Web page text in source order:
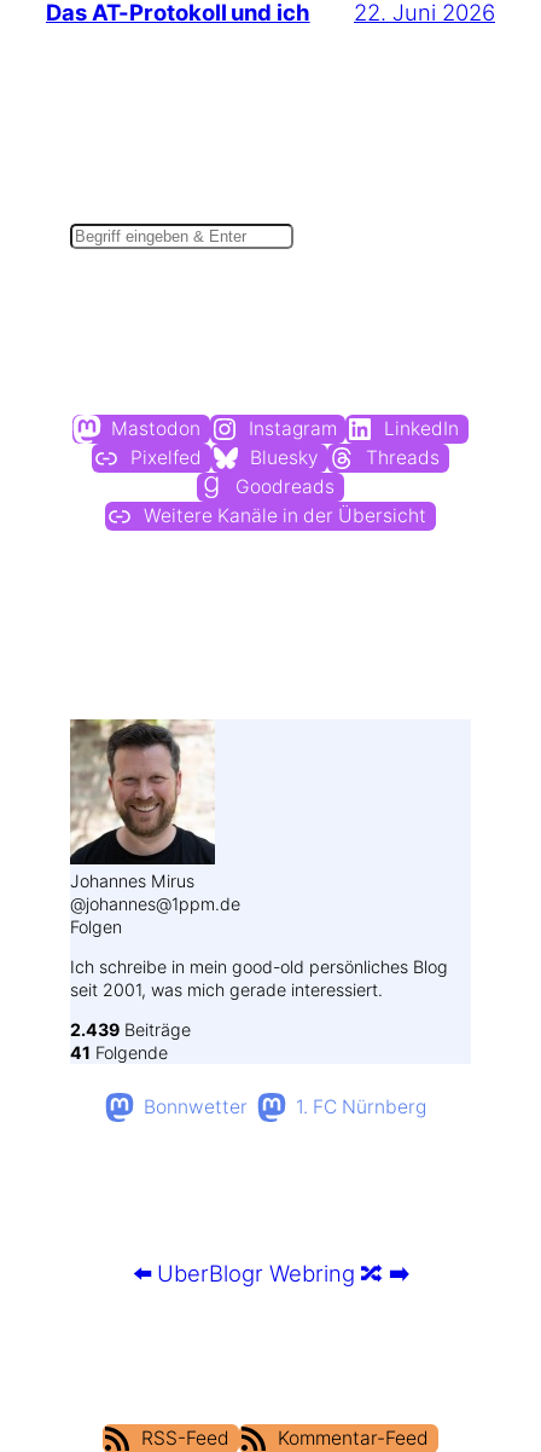
Das AT-Protokoll und ich 22. Juni 2026
Mastodon Instagram
LinkedIn
Pixelfed
Bluesky
Threads
Goodreads
Weitere Kanäle in der Übersicht
Johannes Mirus
@johannes@1ppm.de
Folgen
Ich schreibe in mein good-old persönliches Blog
seit 2001, was mich gerade interessiert.
2.439 Beiträge
41 Folgende
Bonnwetter 1. FC Nürnberg
⬅️ UberBlogr Webring 🔀 ➡️
RSS-Feed
Kommentar-Feed